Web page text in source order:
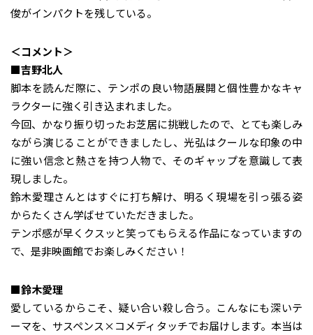
俊がインパクトを残している。
＜コメント＞
■吉野北人
脚本を読んだ際に、テンポの良い物語展開と個性豊かなキャ
ラクターに強く引き込まれました。
今回、かなり振り切ったお芝居に挑戦したので、とても楽しみ
ながら演じることができましたし、光弘はクールな印象の中
に強い信念と熱さを持つ人物で、そのギャップを意識して表
現しました。
鈴木愛理さんとはすぐに打ち解け、明るく現場を引っ張る姿
からたくさん学ばせていただきました。
テンポ感が早くクスッと笑ってもらえる作品になっていますの
で、是非映画館でお楽しみください！
■鈴木愛理
愛しているからこそ、疑い合い殺し合う。こんなにも深いテ
ーマを、サスペンス×コメディタッチでお届けします。本当は